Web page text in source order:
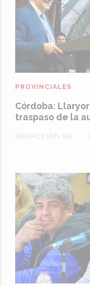
Córdoba:
traspaso de la
REDACCIÓN SN
PROVINCIALES